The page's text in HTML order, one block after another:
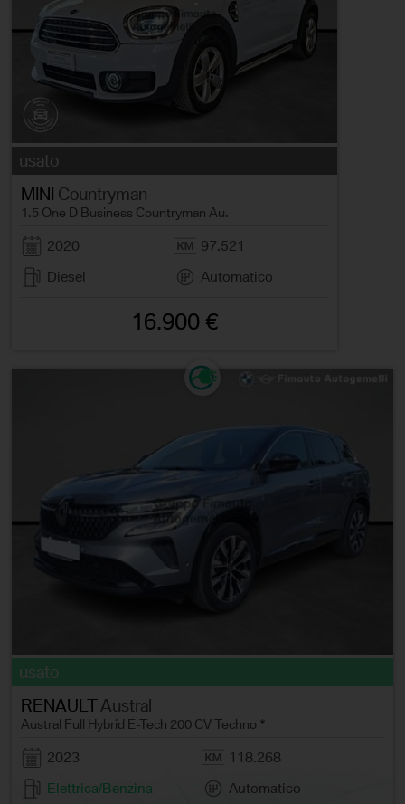
usato
MINI Countryman
1.5 One D Business Countryman Au.
2020
97.521
Diesel
Automatico
16.900 €
usato
RENAULTAustral
Austral Full Hybrid E-Tech 200 CV Techno *
2023
118.268
Elettrica/Benzina
Automatico